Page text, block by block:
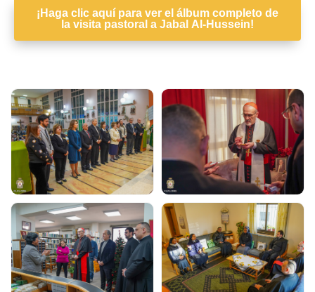
¡Haga clic aquí para ver el álbum completo de
la visita pastoral a Jabal Al-Hussein!